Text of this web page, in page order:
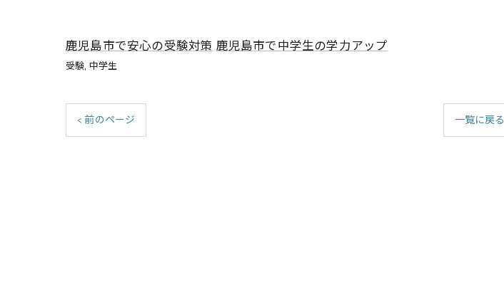
鹿児島市で安心の受験対策鹿児島市で中学生の学力アップ
受験 中学生
< 前のページ 一覧に戻る